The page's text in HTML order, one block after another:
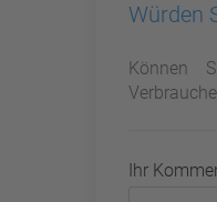
Würden
Können
Ihr